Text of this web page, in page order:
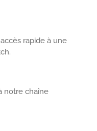
rapide à une
notre chaîne